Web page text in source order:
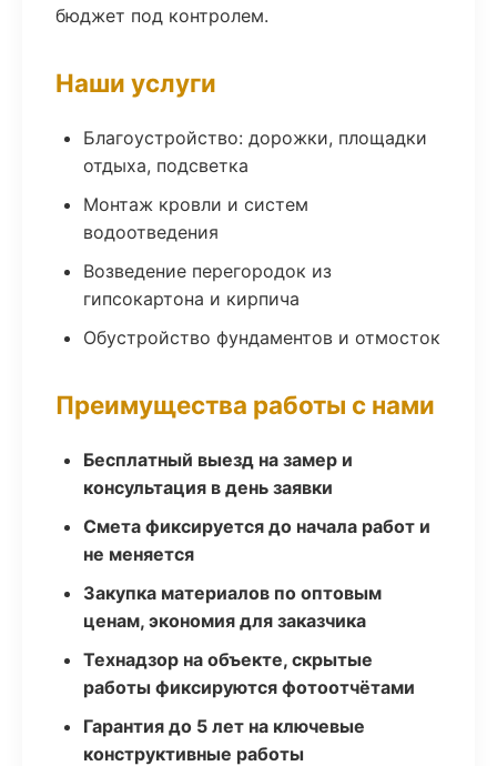
бюджет под контролем.
Наши услуги
Благоустройство: дорожки, площадки
отдыха, подсветка
Монтаж кровли и систем
водоотведения
Возведение перегородок из
гипсокартона и кирпича
Обустройство фундаментов и отмосток
Преимущества работы с нами
Бесплатный выезд на замер и
консультация в день заявки
Смета фиксируется до начала работ и
не меняется
Закупка материалов по оптовым
ценам, экономия для заказчика
Технадзор на объекте, скрытые
работы фиксируются фотоотчётами
Гарантия до 5 лет на ключевые
конструктивные работы